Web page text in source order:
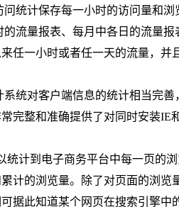
统计保存每一小时的访问量和
流量报表、每月中各日的流量报
任一小时或者任一天的流量，并
统对客户端信息的统计相当完
完整和准确提供了对同时安装IE
统计到电子商务平台中每一页的
计的浏览量。除了对页面的浏览
据此知道某个网页在搜索引擎中